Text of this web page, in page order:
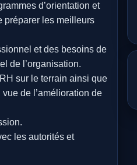
d’orientation et
préparer les meilleurs
et des besoins de
de l’organisation.
sur le terrain ainsi que
de l’amélioration de
les autorités et